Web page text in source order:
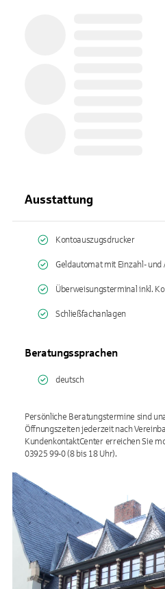
Ausstattung
Kontoauszugsdrucker
Geldautomat mit Einzahl- und
Überweisungsterminal inkl.
Schließfachanlagen
Beratungssprachen
deutsch
Persönliche Beratungstermine sind
Öffnungszeiten jederzeit nach
KundenkontaktCenter erreichen Sie
03925 99-0 (8 bis 18 Uhr).